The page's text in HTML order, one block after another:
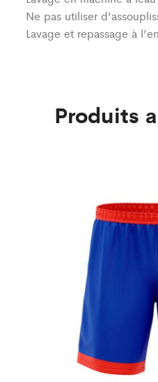
Ne pas utiliser
Lavage et repassage à
Produits